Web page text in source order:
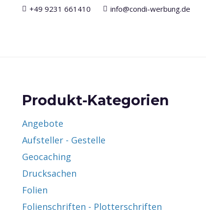
+49 9231 661410 info@condi-werbung.de
Produkt-Kategorien
Angebote
Aufsteller - Gestelle
Geocaching
Drucksachen
Folien
Folienschriften - Plotterschriften